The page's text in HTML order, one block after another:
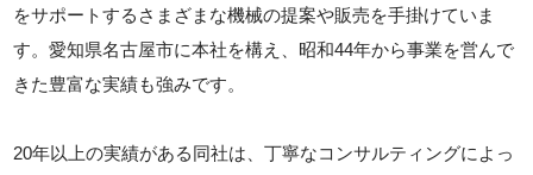
をサポートするさまざまな機械の提案や販売を手掛けていま
す。愛知県名古屋市に本社を構え、昭和44年から事業を営んで
きた豊富な実績も強みです。
20年以上の実績がある同社は、丁寧なコンサルティングによっ